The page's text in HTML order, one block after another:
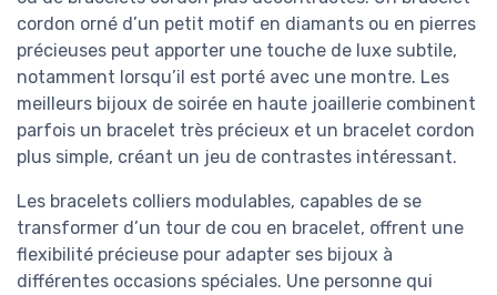
cordon orné d’un petit motif en diamants ou en pierres
précieuses peut apporter une touche de luxe subtile,
notamment lorsqu’il est porté avec une montre. Les
meilleurs bijoux de soirée en haute joaillerie combinent
parfois un bracelet très précieux et un bracelet cordon
plus simple, créant un jeu de contrastes intéressant.
Les bracelets colliers modulables, capables de se
transformer d’un tour de cou en bracelet, offrent une
flexibilité précieuse pour adapter ses bijoux à
différentes occasions spéciales. Une personne qui